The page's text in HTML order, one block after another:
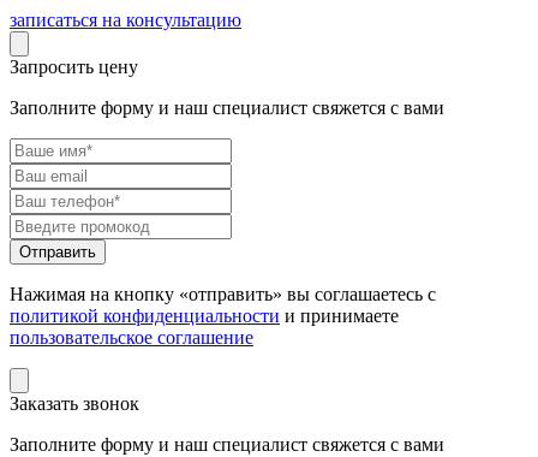
записаться на консультацию
Запросить цену
Заполните форму и наш специалист свяжется с вами
Нажимая на кнопку «отправить» вы соглашаетесь с
политикой конфиденциальности и принимаете
пользовательское соглашение
Заказать звонок
Заполните форму и наш специалист свяжется с вами